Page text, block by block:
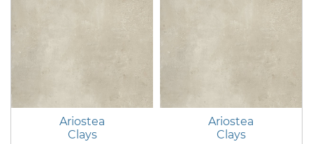
Ariostea
Clays
Ariostea
Clays